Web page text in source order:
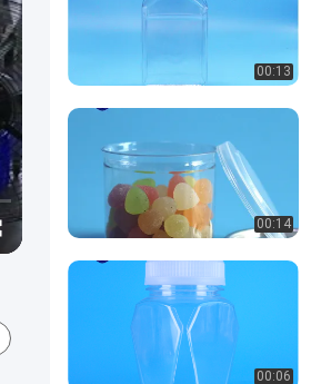
00:13
00:14
00:06